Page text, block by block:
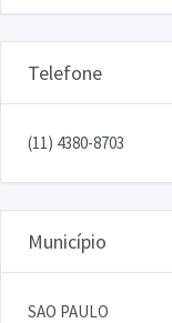
Telefone
(11) 4380-8703
Município
SAO PAULO